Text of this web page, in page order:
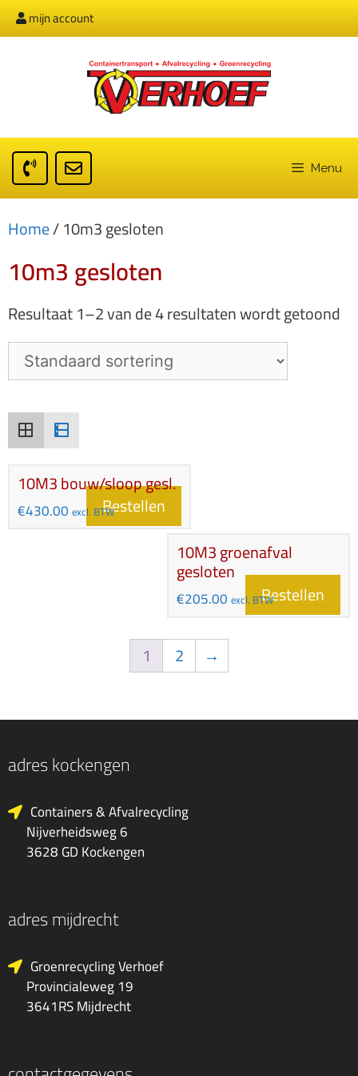
mijn account
Menu
Home/ 10m3 gesloten
10m3 gesloten
Resultaat 1–2 van de 4 resultaten wordt getoond
10M3 bouw/sloop gesl.
€430.00 excl. BTWBestellen
10M3 groenafval
gesloten
€205.00 excl. BTWBestellen
1 2 →
adres kockengen
Containers & Afvalrecycling
Nijverheidsweg 6
3628 GD Kockengen
adres mijdrecht
Groenrecycling Verhoef
Provincialeweg 19
3641RS Mijdrecht